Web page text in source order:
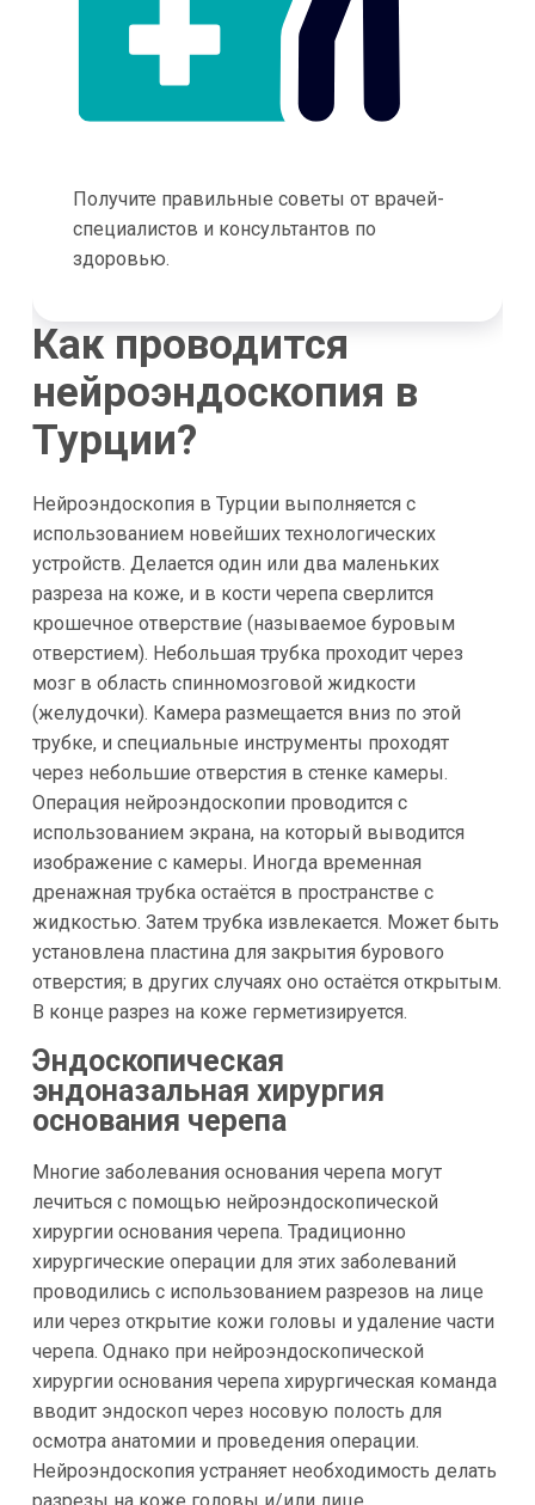
Получите правильные советы от врачей-
специалистов и консультантов по
здоровью.
Как проводится
нейроэндоскопия в
Турции?
Нейроэндоскопия в Турции выполняется с
использованием новейших технологических
устройств. Делается один или два маленьких
разреза на коже, и в кости черепа сверлится
крошечное отверствие (называемое буровым
отверстием). Небольшая трубка проходит через
мозг в область спинномозговой жидкости
(желудочки). Камера размещается вниз по этой
трубке, и специальные инструменты проходят
через небольшие отверстия в стенке камеры.
Операция нейроэндоскопии проводится с
использованием экрана, на который выводится
изображение с камеры. Иногда временная
дренажная трубка остаётся в пространстве с
жидкостью. Затем трубка извлекается. Может быть
установлена пластина для закрытия бурового
отверстия; в других случаях оно остаётся открытым.
В конце разрез на коже герметизируется.
Эндоскопическая
эндоназальная хирургия
основания черепа
Многие заболевания основания черепа могут
лечиться с помощью нейроэндоскопической
хирургии основания черепа. Традиционно
хирургические операции для этих заболеваний
проводились с использованием разрезов на лице
или через открытие кожи головы и удаление части
черепа. Однако при нейроэндоскопической
хирургии основания черепа хирургическая команда
вводит эндоскоп через носовую полость для
осмотра анатомии и проведения операции.
Нейроэндоскопия устраняет необходимость делать
разрезы на коже головы и/или лице.